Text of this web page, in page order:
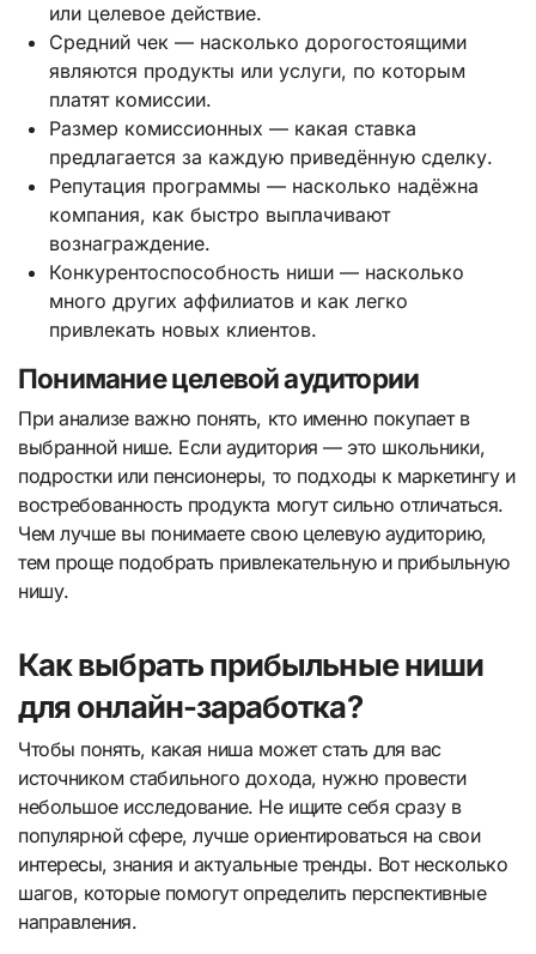
или целевое действие.
Средний чек — насколько дорогостоящими
являются продукты или услуги, по которым
платят комиссии.
Размер комиссионных — какая ставка
предлагается за каждую приведённую сделку.
Репутация программы — насколько надёжна
компания, как быстро выплачивают
вознаграждение.
Конкурентоспособность ниши — насколько
много других аффилиатов и как легко
привлекать новых клиентов.
Понимание целевой аудитории
При анализе важно понять, кто именно покупает в
выбранной нише. Если аудитория — это школьники,
подростки или пенсионеры, то подходы к маркетингу и
востребованность продукта могут сильно отличаться.
Чем лучше вы понимаете свою целевую аудиторию,
тем проще подобрать привлекательную и прибыльную
нишу.
Как выбрать прибыльные ниши
для онлайн-заработка?
Чтобы понять, какая ниша может стать для вас
источником стабильного дохода, нужно провести
небольшое исследование. Не ищите себя сразу в
популярной сфере, лучше ориентироваться на свои
интересы, знания и актуальные тренды. Вот несколько
шагов, которые помогут определить перспективные
направления.